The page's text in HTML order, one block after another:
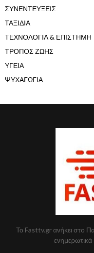
ΣΥΝΕΝΤΕΥΞΕΙΣ
ΤΑΞΙΔΙΑ
ΤΕΧΝΟΛΟΓΙΑ & ΕΠΙΣΤΗΜΗ
ΤΡΟΠΟΣ ΖΩΗΣ
ΥΓΕΙΑ
ΨΥΧΑΓΩΓΙΑ
Το Fasttv.gr ανήκει στο